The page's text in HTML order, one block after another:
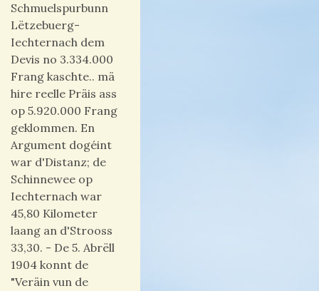
Schmuelspurbunn
Lëtzebuerg-
Iechternach dem
Devis no 3.334.000
Frang kaschte.. mä
hire reelle Präis ass
op 5.920.000 Frang
geklommen. En
Argument dogéint
war d'Distanz; de
Schinnewee op
Iechternach war
45,80 Kilometer
laang an d'Strooss
33,30. - De 5. Abrëll
1904 konnt de
"Veräin vun de